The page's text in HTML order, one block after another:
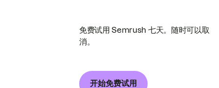
免费试用 Semrush 七天。随时可以取
消。
开始免费试用